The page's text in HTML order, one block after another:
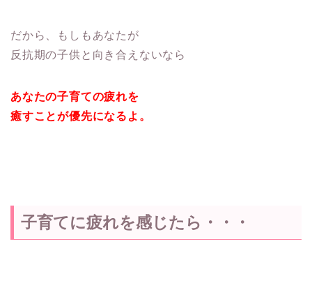
だから、もしもあなたが
反抗期の子供と向き合えないなら
あなたの子育ての疲れを
癒すことが優先になるよ。
子育てに疲れを感じたら・・・